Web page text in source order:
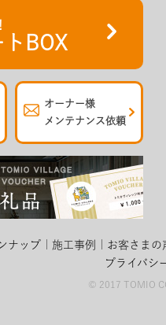
BOX
オーナー様
メンテナンス依頼
ナップ 施工事例 お客さまの
プライバシ
© 2017 TOMIO